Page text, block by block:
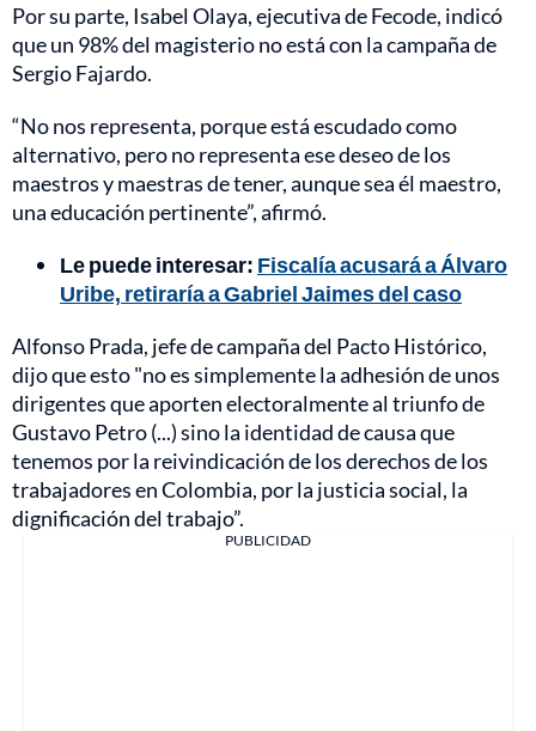
Por su parte, Isabel Olaya, ejecutiva de Fecode, indicó
que un 98% del magisterio no está con la campaña de
Sergio Fajardo.
“No nos representa, porque está escudado como
alternativo, pero no representa ese deseo de los
maestros y maestras de tener, aunque sea él maestro,
una educación pertinente”, afirmó.
Le puede interesar: Fiscalía acusará a Álvaro
Uribe, retiraría a Gabriel Jaimes del caso
Alfonso Prada, jefe de campaña del Pacto Histórico,
dijo que esto "no es simplemente la adhesión de unos
dirigentes que aporten electoralmente al triunfo de
Gustavo Petro (...) sino la identidad de causa que
tenemos por la reivindicación de los derechos de los
trabajadores en Colombia, por la justicia social, la
dignificación del trabajo”.
PUBLICIDAD